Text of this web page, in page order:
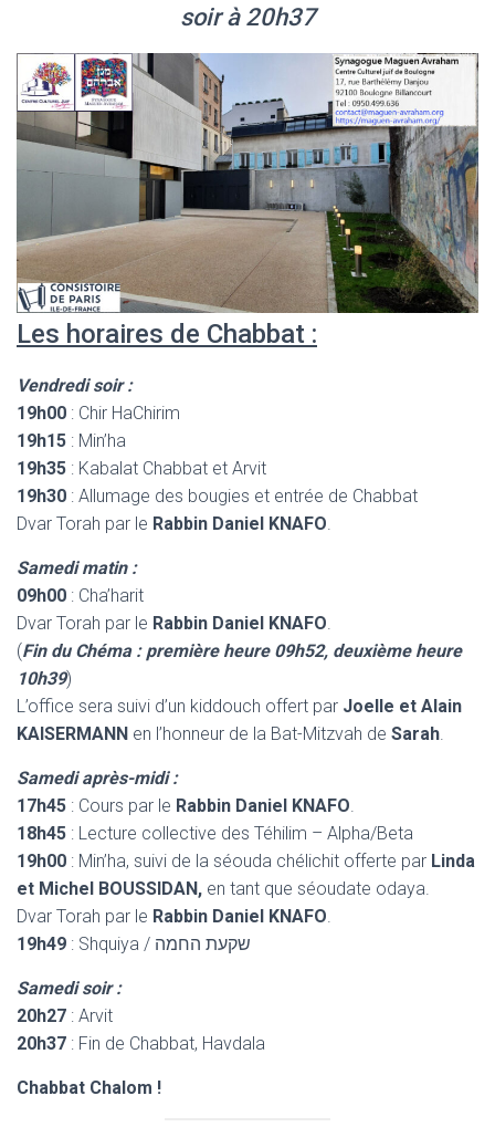
soir à 20h37
Les horaires de Chabbat :
Vendredi soir :
19h00 : Chir HaChirim
19h15 : Min’ha
19h35 : Kabalat Chabbat et Arvit
19h30 : Allumage des bougies et entrée de Chabbat
Dvar Torah par le Rabbin Daniel KNAFO.
Samedi matin :
09h00 : Cha’harit
Dvar Torah par le Rabbin Daniel KNAFO.
(Fin du Chéma : première heure 09h52, deuxième heure
10h39)
L’office sera suivi d’un kiddouch offert par Joelle et Alain
KAISERMANN en l’honneur de la Bat-Mitzvah de Sarah.
Samedi après-midi :
17h45 : Cours par le Rabbin Daniel KNAFO.
18h45 : Lecture collective des Téhilim – Alpha/Beta
19h00 : Min’ha, suivi de la séouda chélichit offerte par Linda
et Michel BOUSSIDAN, en tant que séoudate odaya.
Dvar Torah par le Rabbin Daniel KNAFO.
19h49
: Shquiya / שקעת החמה
Samedi soir :
20h27 : Arvit
20h37 : Fin de Chabbat, Havdala
Chabbat Chalom !